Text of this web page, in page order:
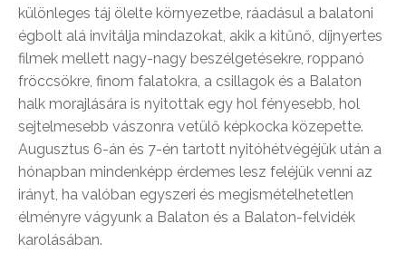
különleges táj ölelte környezetbe, ráadásul a balatoni
égbolt alá invitálja mindazokat, akik a kitűnő, díjnyertes
filmek mellett nagy-nagy beszélgetésekre, roppanó
fröccsökre, finom falatokra, a csillagok és a Balaton
halk morajlására is nyitottak egy hol fényesebb, hol
sejtelmesebb vászonra vetülő képkocka közepette.
Augusztus 6-án és 7-én tartott nyitóhétvégéjük után a
hónapban mindenképp érdemes lesz feléjük venni az
irányt, ha valóban egyszeri és megismételhetetlen
élményre vágyunk a Balaton és a Balaton-felvidék
karolásában.